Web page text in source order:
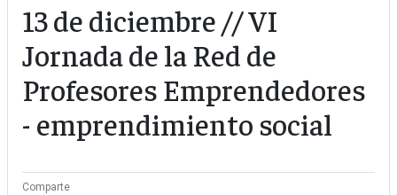
13 de diciembre // VI
Jornada de la Red de
Profesores Emprendedores
- emprendimiento social
Comparte